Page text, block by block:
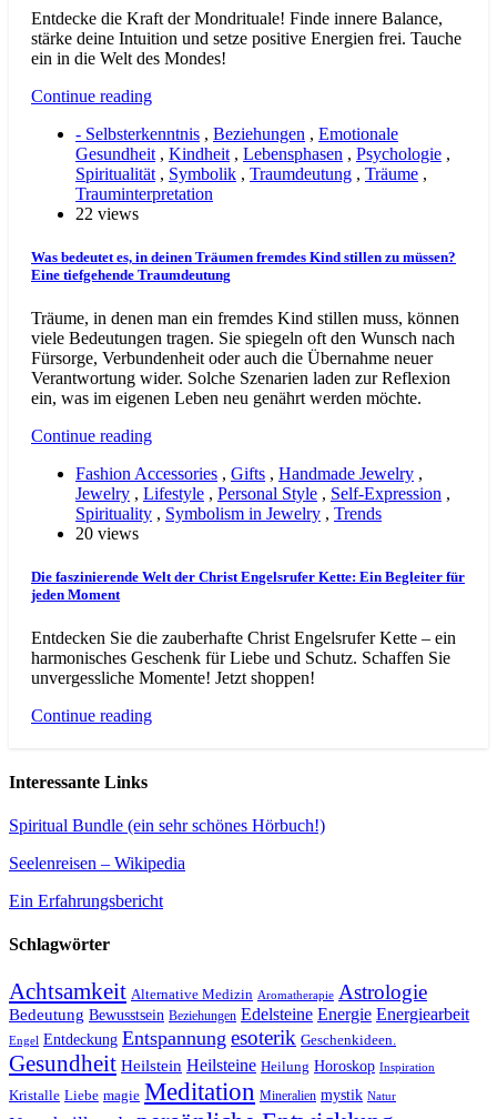
Entdecke die Kraft der Mondrituale! Finde innere Balance,
stärke deine Intuition und setze positive Energien frei. Tauche
ein in die Welt des Mondes!
Continue reading
- Selbsterkenntnis , Beziehungen , Emotionale
Gesundheit , Kindheit , Lebensphasen , Psychologie ,
Spiritualität , Symbolik , Traumdeutung , Träume ,
Trauminterpretation
22 views
Was bedeutet es, in deinen Träumen fremdes Kind stillen zu müssen?
Eine tiefgehende Traumdeutung
Träume, in denen man ein fremdes Kind stillen muss, können
viele Bedeutungen tragen. Sie spiegeln oft den Wunsch nach
Fürsorge, Verbundenheit oder auch die Übernahme neuer
Verantwortung wider. Solche Szenarien laden zur Reflexion
ein, was im eigenen Leben neu genährt werden möchte.
Continue reading
Fashion Accessories , Gifts , Handmade Jewelry ,
Jewelry , Lifestyle , Personal Style , Self-Expression ,
Spirituality , Symbolism in Jewelry , Trends
20 views
Die faszinierende Welt der Christ Engelsrufer Kette: Ein Begleiter für
jeden Moment
Entdecken Sie die zauberhafte Christ Engelsrufer Kette – ein
harmonisches Geschenk für Liebe und Schutz. Schaffen Sie
unvergessliche Momente! Jetzt shoppen!
Continue reading
Interessante Links
Spiritual Bundle (ein sehr schönes Hörbuch!)
Seelenreisen – Wikipedia
Ein Erfahrungsbericht
Schlagwörter
Achtsamkeit Alternative Medizin Aromatherapie Astrologie
Bedeutung Bewusstsein Beziehungen Edelsteine Energie Energiearbeit
Engel Entdeckung Entspannung esoterik Geschenkideen.
Gesundheit Heilstein Heilsteine Heilung Horoskop Inspiration
Kristalle Liebe magie Meditation Mineralien mystik Natur